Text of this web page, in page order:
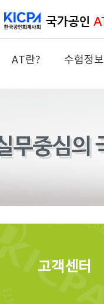
AT란? 수험정보
고객센터